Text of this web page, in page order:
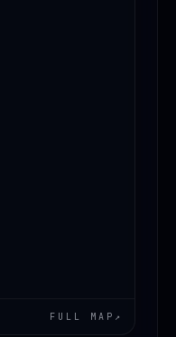
FULL MAP ↗